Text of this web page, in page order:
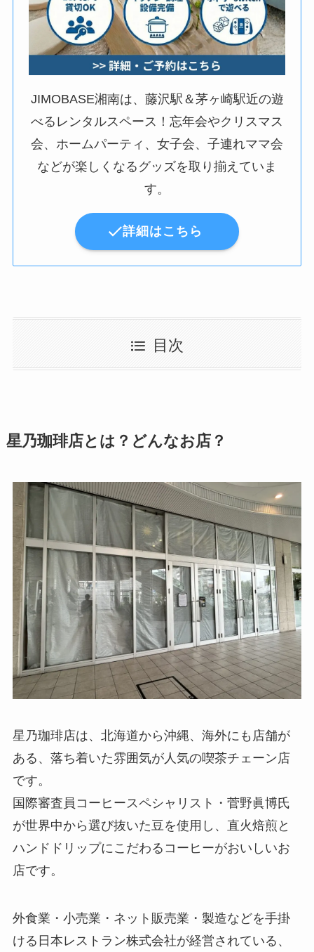
JIMOBASE湘南は、藤沢駅＆茅ヶ崎駅近の遊
べるレンタルスペース！忘年会やクリスマス
会、ホームパーティ、女子会、子連れママ会
などが楽しくなるグッズを取り揃えていま
す。
詳細はこちら
目次
星乃珈琲店とは？どんなお店？
星乃珈琲店は、北海道から沖縄、海外にも店舗が
ある、落ち着いた雰囲気が人気の喫茶チェーン店
です。
国際審査員コーヒースペシャリスト・菅野眞博氏
が世界中から選び抜いた豆を使用し、直火焙煎と
ハンドドリップにこだわるコーヒーがおいしいお
店です。
外食業・小売業・ネット販売業・製造などを手掛
ける日本レストラン株式会社が経営されている、